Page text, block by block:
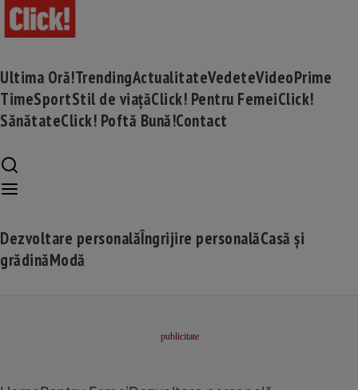
Ultima Oră!TrendingActualitateVedeteVideoPrime
TimeSportStil de viațăClick! Pentru FemeiClick!
SănătateClick! Poftă Bună!Contact
Dezvoltare personalăÎngrijire personalăCasă și
grădinăModă